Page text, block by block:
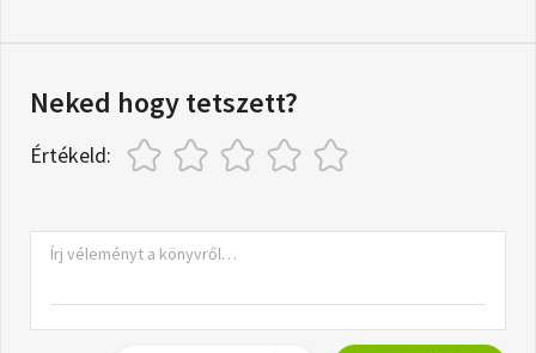
Neked hogy tetszett?
Értékeld: